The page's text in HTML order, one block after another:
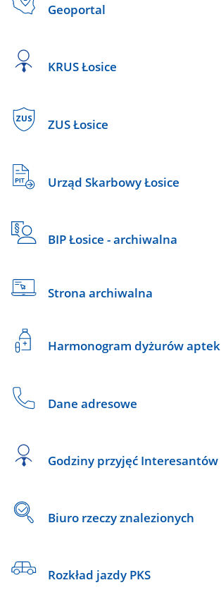
Geoportal
KRUS Łosice
ZUS Łosice
Urząd Skarbowy Łosice
BIP Łosice - archiwalna
Strona archiwalna
Harmonogram dyżurów aptek
Dane adresowe
Godziny przyjęć Interesantów
Biuro rzeczy znalezionych
Rozkład jazdy PKS